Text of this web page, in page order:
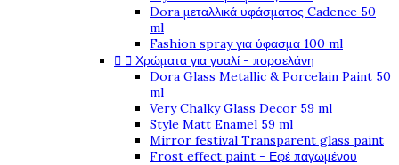
Dora μεταλλικά υφάσματος Cadence 50
ml
Fashion spray για ύφασμα 100 ml
  Χρώματα για γυαλί - πορσελάνη
Dora Glass Metallic & Porcelain Paint 50
ml
Very Chalky Glass Decor 59 ml
Style Matt Enamel 59 ml
Mirror festival Transparent glass paint
Frost effect paint - Εφέ παγωμένου